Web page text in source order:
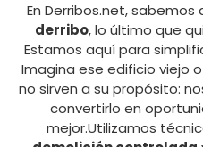
En Derribos.net,
derribo, lo último que
Estamos aquí para
Imagina ese edificio viejo
no sirven a su propósito:
convertirlo en
mejor.Utilizamos